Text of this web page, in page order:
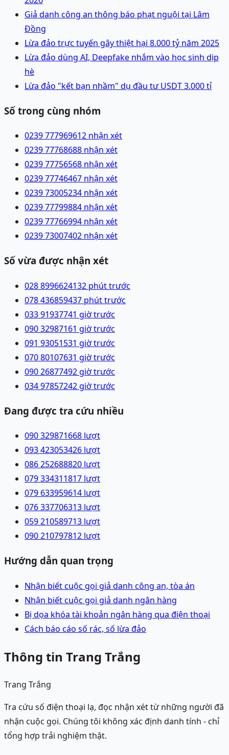
Giả danh công an thông báo phạt nguội tại Lâm
Đồng
Lừa đảo trực tuyến gây thiệt hại 8.000 tỷ năm 2025
Lừa đảo dùng AI, Deepfake nhắm vào học sinh dịp
hè
Lừa đảo "kết bạn nhầm" dụ đầu tư USDT 3.000 tỉ
Số trong cùng nhóm
0239 777969612 nhận xét
0239 77768688 nhận xét
0239 77756568 nhận xét
0239 77746467 nhận xét
0239 73005234 nhận xét
0239 77799884 nhận xét
0239 77766994 nhận xét
0239 73007402 nhận xét
Số vừa được nhận xét
028 8996624132 phút trước
078 436859437 phút trước
033 91937741 giờ trước
090 32987161 giờ trước
091 93051531 giờ trước
070 80107631 giờ trước
090 26877492 giờ trước
034 97857242 giờ trước
Đang được tra cứu nhiều
090 329871668 lượt
093 423053426 lượt
086 252688820 lượt
079 334311817 lượt
079 633959614 lượt
076 337706313 lượt
059 210589713 lượt
090 210797812 lượt
Hướng dẫn quan trọng
Nhận biết cuộc gọi giả danh công an, tòa án
Nhận biết cuộc gọi giả danh ngân hàng
Bị dọa khóa tài khoản ngân hàng qua điện thoại
Cách báo cáo số rác, số lừa đảo
Thông tin Trang Trắng
Trang Trắng
Tra cứu số điện thoại lạ, đọc nhận xét từ những người đã
nhận cuộc gọi. Chúng tôi không xác định danh tính - chỉ
tổng hợp trải nghiệm thật.